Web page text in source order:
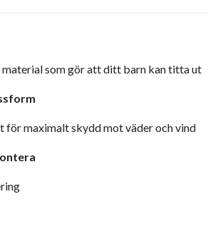
material som gör att ditt barn kan titta ut
för maximalt skydd mot väder och vind